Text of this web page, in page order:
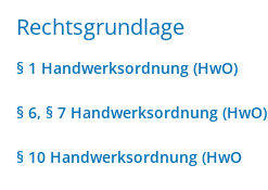
Rechtsgrundlage
§ 1 Handwerksordnung (HwO)
§ 6, § 7 Handwerksordnung (HwO)
§ 10 Handwerksordnung (HwO